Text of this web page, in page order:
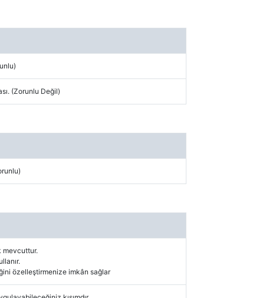
(Zorunlu Değil)
mevcuttur.
özelleştirmenize imkân sağlar